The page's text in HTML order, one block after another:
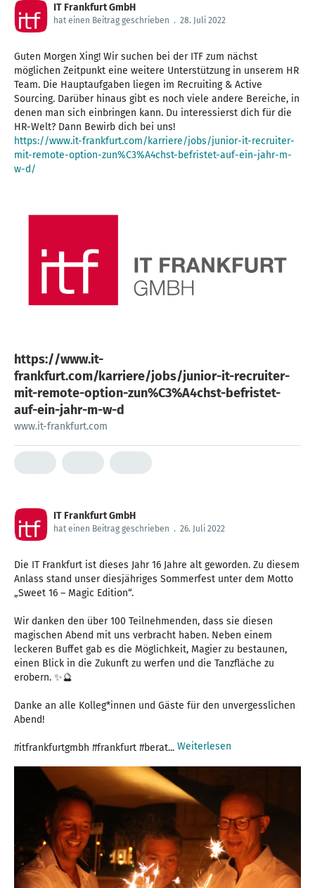
IT Frankfurt GmbH
hat einen Beitrag geschrieben . 28. Juli 2022
Guten Morgen Xing! Wir suchen bei der ITF zum nächst
möglichen Zeitpunkt eine weitere Unterstützung in unserem HR
Team. Die Hauptaufgaben liegen im Recruiting & Active
Sourcing. Darüber hinaus gibt es noch viele andere Bereiche, in
denen man sich einbringen kann. Du interessierst dich für die
https://www.it-frankfurt.com/karriere/jobs/junior-it-recruiter-
mit-remote-option-zun%C3%A4chst-befristet-auf-ein-jahr-m-
w-d/
https://www.it-
frankfurt.com/karriere/jobs/junior-it-recruiter-
mit-remote-option-zun%C3%A4chst-befristet-
auf-ein-jahr-m-w-d
www.it-frankfurt.com
IT Frankfurt GmbH
hat einen Beitrag geschrieben . 26. Juli 2022
Die IT Frankfurt ist dieses Jahr 16 Jahre alt geworden. Zu diesem
Anlass stand unser diesjähriges Sommerfest unter dem Motto
„Sweet 16 – Magic Edition“.
Wir danken den über 100 Teilnehmenden, dass sie diesen
magischen Abend mit uns verbracht haben. Neben einem
leckeren Buffet gab es die Möglichkeit, Magier zu bestaunen,
einen Blick in die Zukunft zu werfen und die Tanzfläche zu
erobern. ✨🔮
Danke an alle Kolleg*innen und Gäste für den unvergesslichen
Abend!
#itfrankfurtgmbh #frankfurt #berat... Weiterlesen